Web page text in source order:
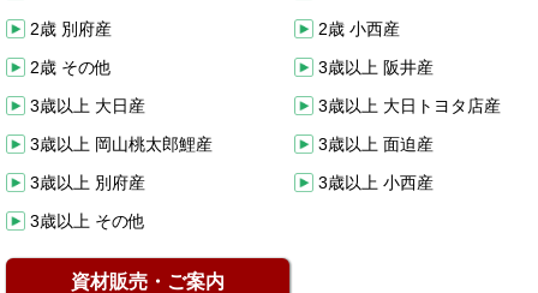
2歳 別府産
2歳 小西産
2歳 その他
3歳以上 阪井産
3歳以上 大日産
3歳以上 大日トヨタ店産
3歳以上 岡山桃太郎鯉産
3歳以上 面迫産
3歳以上 別府産
3歳以上 小西産
3歳以上 その他
資材販売・ご案内